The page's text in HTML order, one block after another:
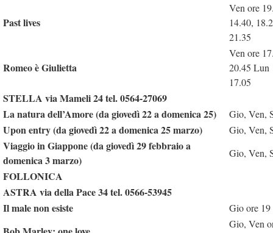
Past lives
Ven ore
14.40,
21.35
Romeo è Giulietta
Ven ore
20.45 Lun
17.05
STELLA via Mameli 24 tel. 0564-27069
La natura dell’Amore (da giovedì 22 a domenica 25)
Gio, Ven,
Upon entry (da giovedì 22 a domenica 25 marzo) Gio, Ven,
Viaggio in Giappone (da giovedì 29 febbraio a
domenica 3 marzo)
Gio, Ven,
FOLLONICA
ASTRA via della Pace 34 tel. 0566-53945
Il male non esiste
Gio ore 19
Gio, Ven